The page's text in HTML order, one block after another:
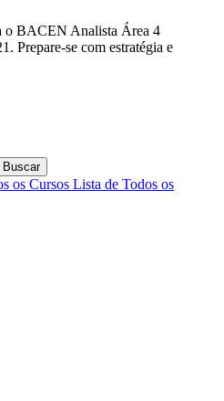
o BACEN Analista Área 4
Prepare-se com estratégia e
Buscar
os Cursos Lista de Todos os